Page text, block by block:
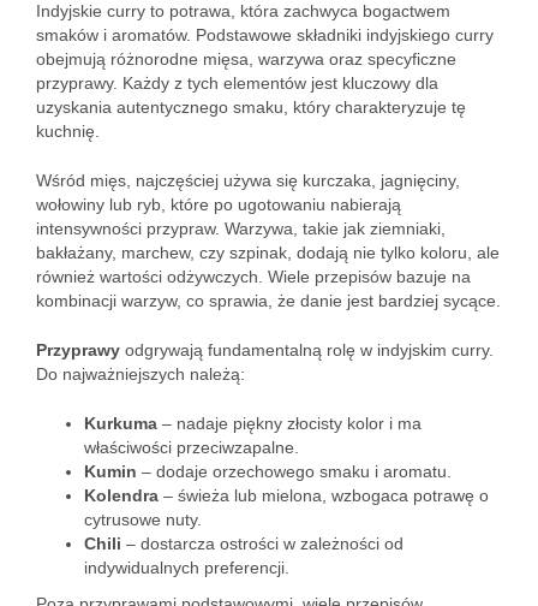
Indyjskie curry to potrawa, która zachwyca bogactwem
smaków i aromatów. Podstawowe składniki indyjskiego curry
obejmują różnorodne mięsa, warzywa oraz specyficzne
przyprawy. Każdy z tych elementów jest kluczowy dla
uzyskania autentycznego smaku, który charakteryzuje tę
kuchnię.
Wśród mięs, najczęściej używa się kurczaka, jagnięciny,
wołowiny lub ryb, które po ugotowaniu nabierają
intensywności przypraw. Warzywa, takie jak ziemniaki,
bakłażany, marchew, czy szpinak, dodają nie tylko koloru, ale
również wartości odżywczych. Wiele przepisów bazuje na
kombinacji warzyw, co sprawia, że danie jest bardziej sycące.
Przyprawy odgrywają fundamentalną rolę w indyjskim curry.
Do najważniejszych należą:
Kurkuma – nadaje piękny złocisty kolor i ma
właściwości przeciwzapalne.
Kumin – dodaje orzechowego smaku i aromatu.
Kolendra – świeża lub mielona, wzbogaca potrawę o
cytrusowe nuty.
Chili – dostarcza ostrości w zależności od
indywidualnych preferencji.